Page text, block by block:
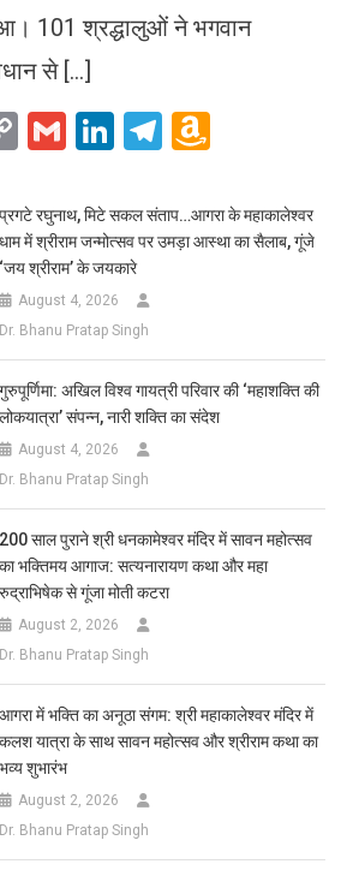
101 श्रद्धालुओं ने भगवान
से […]
CopyGmailLinkedIn
Telegram
List
प्रगटे रघुनाथ, मिटे सकल संताप…आगरा के महाकालेश्वर
धाम में श्रीराम जन्मोत्सव पर उमड़ा आस्था का सैलाब, गूंजे
‘जय श्रीराम’ के जयकारे
August 4, 2026
Dr. Bhanu Pratap Singh
गुरुपूर्णिमा: अखिल विश्व गायत्री परिवार की ‘महाशक्ति की
लोकयात्रा’ संपन्न, नारी शक्ति का संदेश
August 4, 2026
Dr. Bhanu Pratap Singh
200 साल पुराने श्री धनकामेश्वर मंदिर में सावन महोत्सव
का भक्तिमय आगाज: सत्यनारायण कथा और महा
रुद्राभिषेक से गूंजा मोती कटरा
August 2, 2026
Dr. Bhanu Pratap Singh
आगरा में भक्ति का अनूठा संगम: श्री महाकालेश्वर मंदिर में
कलश यात्रा के साथ सावन महोत्सव और श्रीराम कथा का
भव्य शुभारंभ
August 2, 2026
Dr. Bhanu Pratap Singh